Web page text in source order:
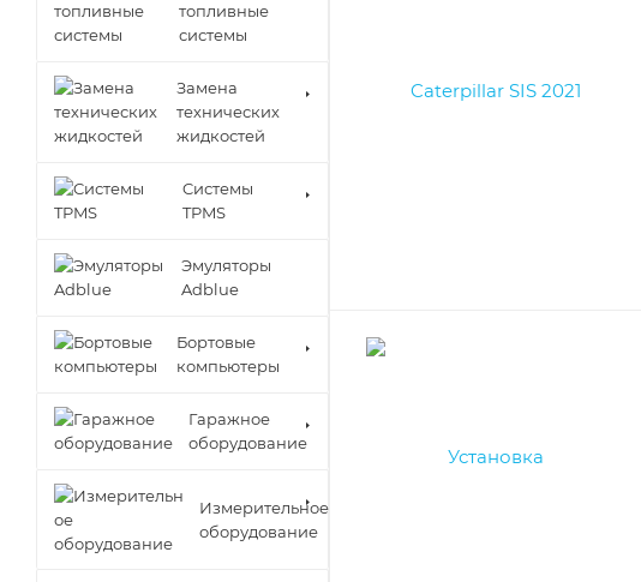
топливные
системы
Замена
технических
жидкостей
Cистемы
TPMS
Эмуляторы
Adblue
Бортовые
компьютеры
Гаражное
оборудование
Измерительное
оборудование